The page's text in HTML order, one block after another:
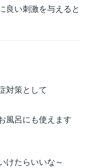
良い刺激を与えると
対策として
風呂にも使えます
けたらいいな～